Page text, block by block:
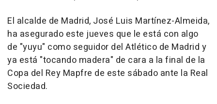
El alcalde de Madrid, José Luis Martínez-Almeida,
ha asegurado este jueves que le está con algo
de "yuyu" como seguidor del Atlético de Madrid y
ya está "tocando madera" de cara a la final de la
Copa del Rey Mapfre de este sábado ante la Real
Sociedad.